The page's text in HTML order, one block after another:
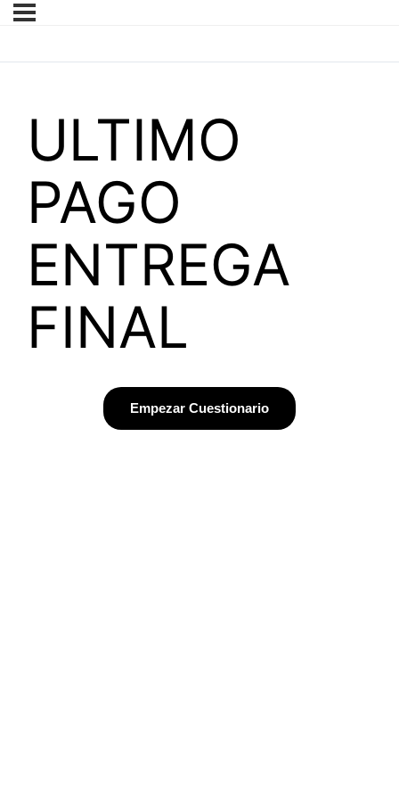
ULTIMO
PAGO
ENTREGA
FINAL